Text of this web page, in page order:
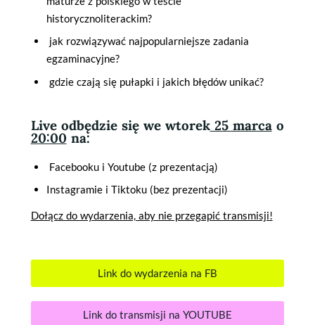
historycznoliterackim?
jak rozwiązywać najpopularniejsze zadania
egzaminacyjne?
gdzie czają się pułapki i jakich błędów unikać?
Live odbędzie się we wtorek25 marcao
20:00 na:
Facebooku i Youtube (z prezentacją)
Instagramie i Tiktoku (bez prezentacji)
Dołącz do wydarzenia, aby nie przegapić transmisji!
Link do wydarzenia na FB
Link do transmisji na YOUTUBE